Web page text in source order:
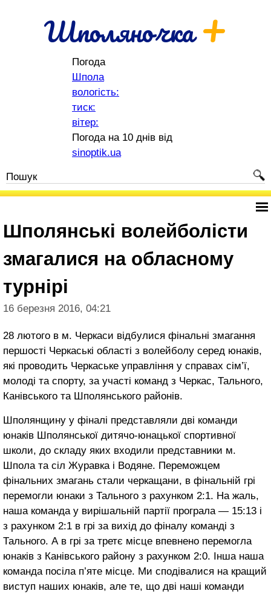
Шполяночка+
Погода
Шпола
вологість:
тиск:
вітер:
Погода на 10 днів від
sinoptik.ua
Шполянські волейболісти
змагалися на обласному
турнірі
16 березня 2016, 04:21
28 лютого в м. Черкаси відбулися фінальні змагання
першості Черкаські області з волейболу серед юнаків,
які проводить Черкаське управління у справах сім’ї,
молоді та спорту, за участі команд з Черкас, Тального,
Канівського та Шполянського районів.
Шполянщину у фіналі представляли дві команди
юнаків Шполянської дитячо-юнацької спортивної
школи, до складу яких входили представники м.
Шпола та сіл Журавка і Водяне. Переможцем
фінальних змагань стали черкащани, в фінальній грі
перемогли юнаки з Тального з рахунком 2:1. На жаль,
наша команда у вирішальній партії програла — 15:13 і
з рахунком 2:1 в грі за вихід до фіналу команді з
Тального. А в грі за третє місце впевнено перемогла
юнаків з Канівського району з рахунком 2:0. Інша наша
команда посіла п’яте місце. Ми сподівалися на кращий
виступ наших юнаків, але те, що дві наші команди